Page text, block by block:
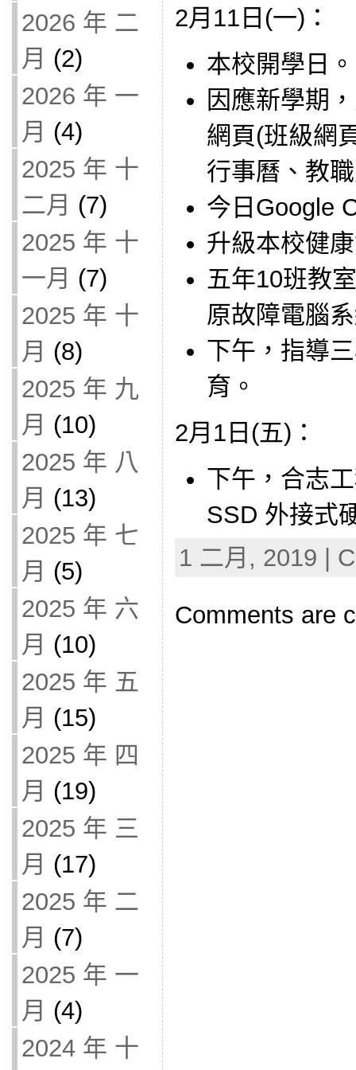
2026 年 二
月 (2)
2026 年 一
月 (4)
2025 年 十
二月 (7)
2025 年 十
一月 (7)
2025 年 十
月 (8)
2025 年 九
月 (10)
2025 年 八
月 (13)
2025 年 七
月 (5)
2025 年 六
月 (10)
2025 年 五
月 (15)
2025 年 四
月 (19)
2025 年 三
月 (17)
2025 年 二
月 (7)
2025 年 一
月 (4)
2024 年 十
2月11日(一)：
本校開學日。
因應新學期
網頁(班級網
行事曆、教
今日Google
升級本校健
五年10班教
原故障電腦
下午，指導
育。
2月1日(五)：
下午，合志
SSD 外接式
1 二月, 2019 |
Comments are